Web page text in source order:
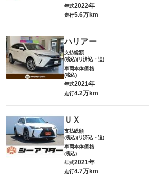
年式2022年
走行5.6万km
ハリアー
支払総額
(税込)(リ済込・追)
車両本体価格
(税込)
年式2021年
走行4.2万km
ＵＸ
支払総額
(税込)(リ済込・追)
車両本体価格
(税込)
年式2021年
走行4.7万km